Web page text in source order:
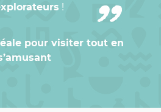
!
pour visiter tout en